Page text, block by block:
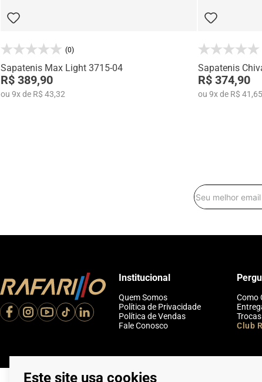
Este site usa cookies
(0)
Sapatenis Max Light 3715-04
R$ 389,90
ou 9xde R$ 43,32
Sapatenis
R$ 374,90
ou 9xde R$ 41,65
Institucional
Quem Somos
Política de Privacidade
Política de Vendas
Fale Conosco
Como
Club